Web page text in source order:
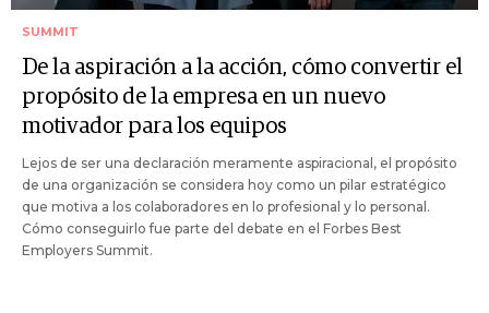
SUMMIT
De la aspiración a la acción, cómo convertir el
propósito de la empresa en un nuevo
motivador para los equipos
Lejos de ser una declaración meramente aspiracional, el propósito
de una organización se considera hoy como un pilar estratégico
que motiva a los colaboradores en lo profesional y lo personal.
Cómo conseguirlo fue parte del debate en el Forbes Best
Employers Summit.